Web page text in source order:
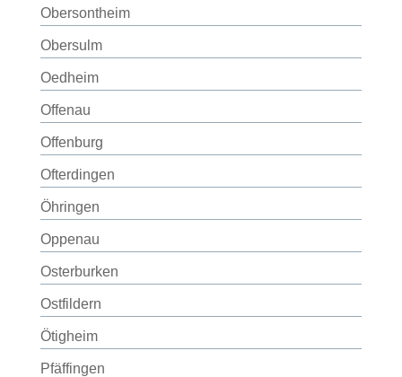
Obersontheim
Obersulm
Oedheim
Offenau
Offenburg
Ofterdingen
Öhringen
Oppenau
Osterburken
Ostfildern
Ötigheim
Pfäffingen